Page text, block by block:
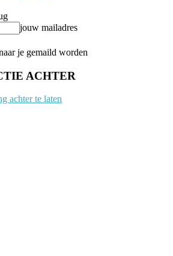
jouw mailadres
je gemaild worden
ACHTER
achter te laten